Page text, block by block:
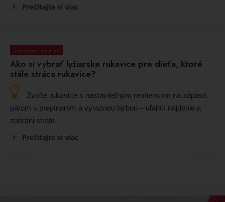
Prečítajte si viac
Lyžiarske rukavice
Ako si vybrať lyžiarske rukavice pre dieťa, ktoré
stále stráca rukavice?
Zvoľte rukavice s nastaviteľným remienkom na zápästí,
párom s prepínaním a výraznou farbou – uľahčí nájdenie a
zabráni strate.
Prečítajte si viac